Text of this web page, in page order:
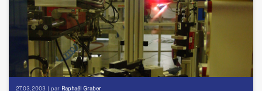
27.03.2003 | par Raphaël Graber